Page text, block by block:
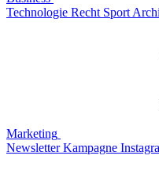
Technologie Recht Sport
Marketing
Newsletter Kampagne